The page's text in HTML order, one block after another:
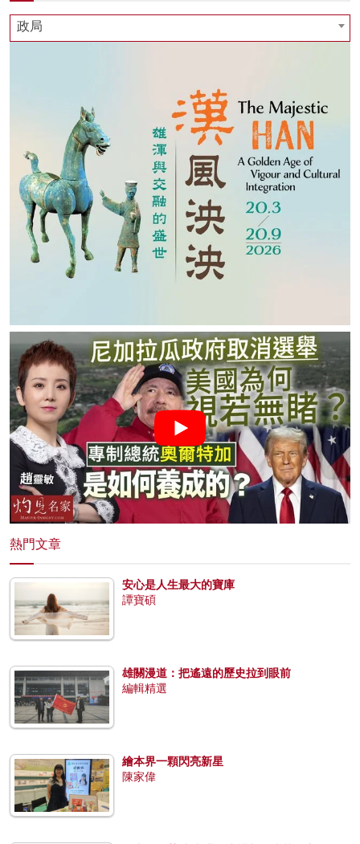
政局
熱門文章
安心是人生最大的寶庫
譚寶碩
雄關漫道：把遙遠的歷史拉到眼前
編輯精選
繪本界一顆閃亮新星
陳家偉